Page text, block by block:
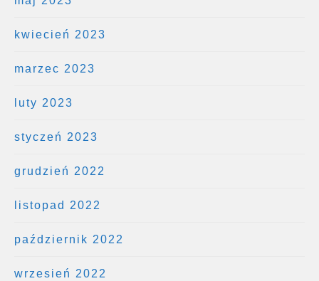
kwiecień 2023
marzec 2023
luty 2023
styczeń 2023
grudzień 2022
listopad 2022
październik 2022
wrzesień 2022